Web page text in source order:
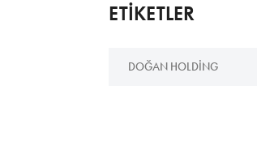
ETİKETLER
DOĞAN HOLDING